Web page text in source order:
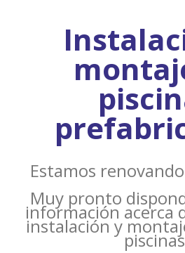
Estamos
Muy pronto
información acerca
instalación y